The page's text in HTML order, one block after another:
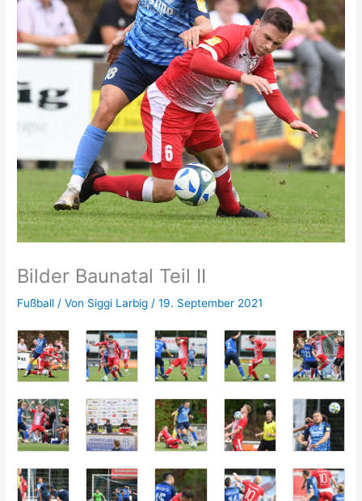
Bilder Baunatal Teil II
Fußball / Von Siggi Larbig /19. September 2021